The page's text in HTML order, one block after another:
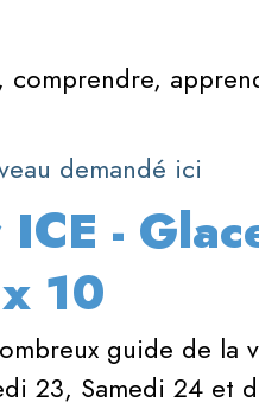
comprendre,
demandé ici
-
10
guide de la
23, Samedi 24 et